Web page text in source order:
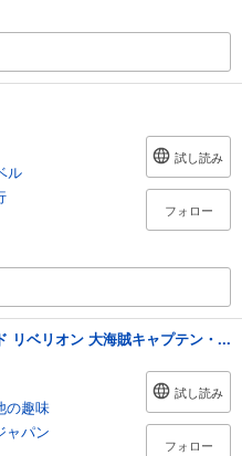
ル
試し読み
フォロー
リベリオン 大海賊キャプテン・...
の趣味
ャパン
試し読み
フォロー